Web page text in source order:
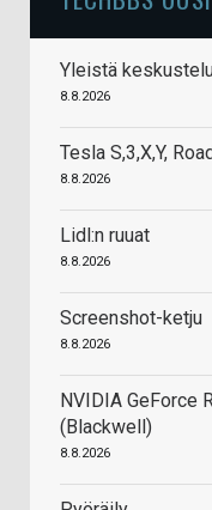
Yleistä
8.8.2026
Tesla S,3,X,Y,
8.8.2026
Lidl:n ruuat
8.8.2026
Screenshot-ketju
8.8.2026
NVIDIA GeForce
(Blackwell)
8.8.2026